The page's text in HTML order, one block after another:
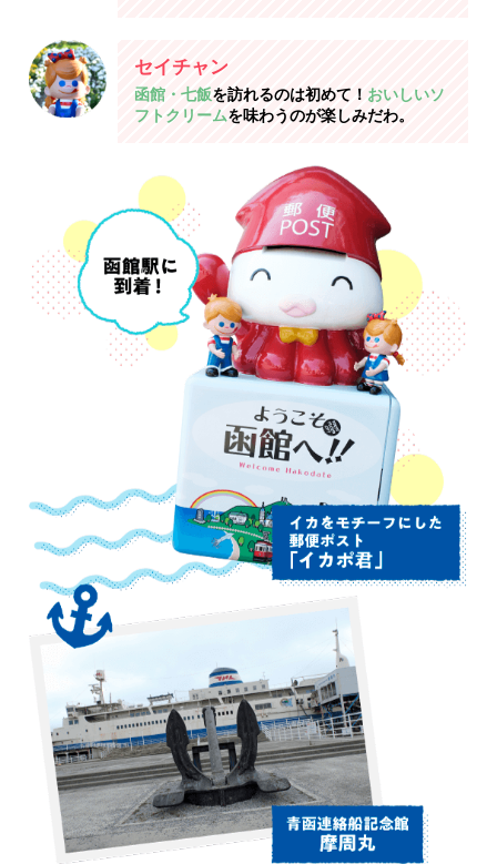
セイチャン
函館・七飯を訪れるのは初めて！ おいしいソ
フトクリームを味わうのが楽しみだわ。